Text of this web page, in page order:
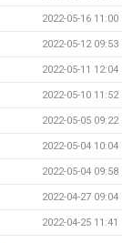
2022-05-16 11:00
2022-05-12 09:53
2022-05-11 12:04
2022-05-10 11:52
2022-05-05 09:22
2022-05-04 10:04
2022-05-04 09:58
2022-04-27 09:04
2022-04-25 11:41